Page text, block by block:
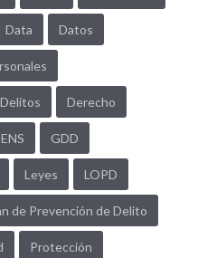
Data Datos
Delitos Derecho
ENS GDD
Leyes LOPD
de Prevención de Delito
Protección